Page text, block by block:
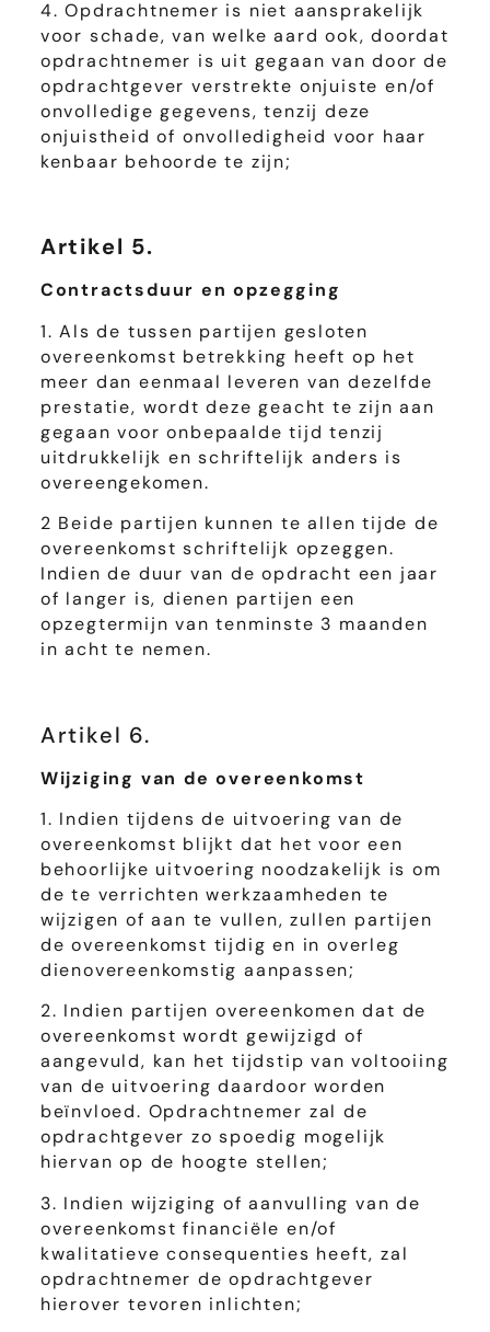
4. Opdrachtnemer is niet aansprakelijk
voor schade, van welke aard ook, doordat
opdrachtnemer is uit gegaan van door de
opdrachtgever verstrekte onjuiste en/of
onvolledige gegevens, tenzij deze
onjuistheid of onvolledigheid voor haar
kenbaar behoorde te zijn;
Artikel 5.
Contractsduur en opzegging
1. Als de tussen partijen gesloten
overeenkomst betrekking heeft op het
meer dan eenmaal leveren van dezelfde
prestatie, wordt deze geacht te zijn aan
gegaan voor onbepaalde tijd tenzij
uitdrukkelijk en schriftelijk anders is
overeengekomen.
2 Beide partijen kunnen te allen tijde de
overeenkomst schriftelijk opzeggen.
Indien de duur van de opdracht een jaar
of langer is, dienen partijen een
opzegtermijn van tenminste 3 maanden
in acht te nemen.
Artikel 6.
Wijziging van de overeenkomst
1. Indien tijdens de uitvoering van de
overeenkomst blijkt dat het voor een
behoorlijke uitvoering noodzakelijk is om
de te verrichten werkzaamheden te
wijzigen of aan te vullen, zullen partijen
de overeenkomst tijdig en in overleg
dienovereenkomstig aanpassen;
2. Indien partijen overeenkomen dat de
overeenkomst wordt gewijzigd of
aangevuld, kan het tijdstip van voltooiing
van de uitvoering daardoor worden
beïnvloed. Opdrachtnemer zal de
opdrachtgever zo spoedig mogelijk
hiervan op de hoogte stellen;
3. Indien wijziging of aanvulling van de
overeenkomst financiële en/of
kwalitatieve consequenties heeft, zal
opdrachtnemer de opdrachtgever
hierover tevoren inlichten;